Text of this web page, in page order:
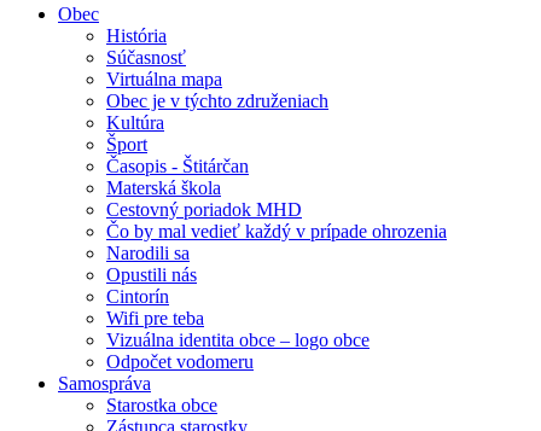
Obec
História
Súčasnosť
Virtuálna mapa
Obec je v týchto združeniach
Kultúra
Šport
Časopis - Štitárčan
Materská škola
Cestovný poriadok MHD
Čo by mal vedieť každý v prípade ohrozenia
Narodili sa
Opustili nás
Cintorín
Wifi pre teba
Vizuálna identita obce – logo obce
Odpočet vodomeru
Samospráva
Starostka obce
Zástupca starostky